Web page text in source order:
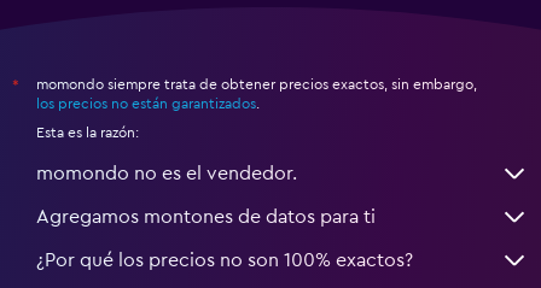
*
momondo siempre trata de obtener precios exactos, sin embargo,
los precios no están garantizados
Esta es la razón:
momondo no es el vendedor.
Agregamos montones de datos para ti
¿Por qué los precios no son 100% exactos?